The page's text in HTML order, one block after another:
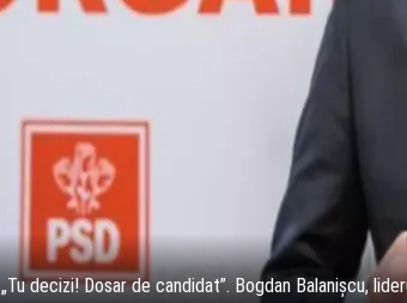
„Tu decizi! Dosar de candidat”. Bogdan Balanișcu,